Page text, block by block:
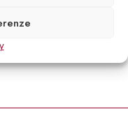
Lhullier